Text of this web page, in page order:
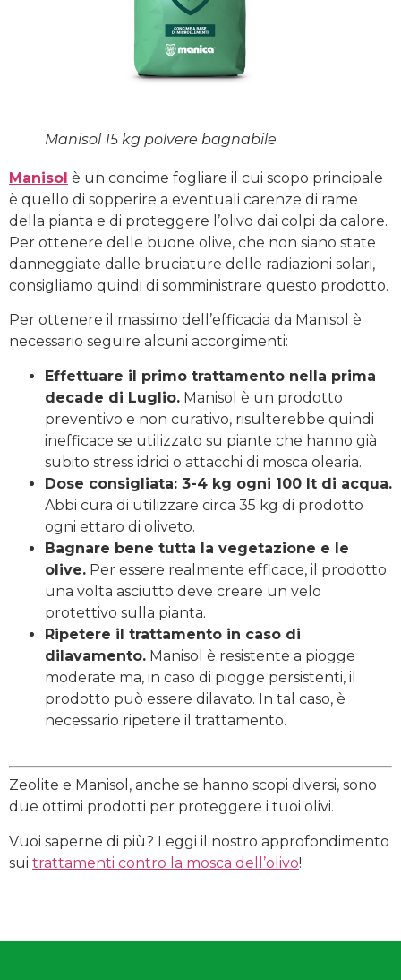
Manisol 15 kg polvere bagnabile
Manisol è un concime fogliare il cui scopo principale
è quello di sopperire a eventuali carenze di rame
della pianta e di proteggere l’olivo dai colpi da calore.
Per ottenere delle buone olive, che non siano state
danneggiate dalle bruciature delle radiazioni solari,
consigliamo quindi di somministrare questo prodotto.
Per ottenere il massimo dell’efficacia da Manisol è
necessario seguire alcuni accorgimenti:
Effettuare il primo trattamento nella prima
decade di Luglio. Manisol è un prodotto
preventivo e non curativo, risulterebbe quindi
inefficace se utilizzato su piante che hanno già
subito stress idrici o attacchi di mosca olearia.
Dose consigliata: 3-4 kg ogni 100 lt di acqua.
Abbi cura di utilizzare circa 35 kg di prodotto
ogni ettaro di oliveto.
Bagnare bene tutta la vegetazione e le
olive. Per essere realmente efficace, il prodotto
una volta asciutto deve creare un velo
protettivo sulla pianta.
Ripetere il trattamento in caso di
dilavamento. Manisol è resistente a piogge
moderate ma, in caso di piogge persistenti, il
prodotto può essere dilavato. In tal caso, è
necessario ripetere il trattamento.
Zeolite e Manisol, anche se hanno scopi diversi, sono
due ottimi prodotti per proteggere i tuoi olivi.
Vuoi saperne di più? Leggi il nostro approfondimento
sui trattamenti contro la mosca dell’olivo!